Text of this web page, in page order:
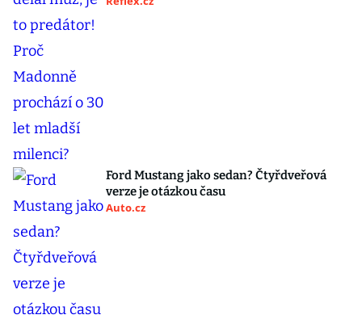
Ford Mustang jako sedan? Čtyřdveřová
verze je otázkou času
Auto.cz